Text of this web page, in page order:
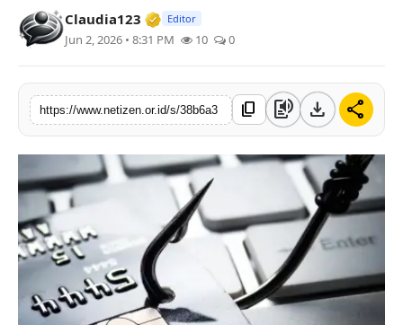
Claudia123 Verified Media or Organization •
Editor
Jun 2, 2026 • 8:31 PM 10 0
https://www.netizen.or.id/s/38b6a3 content_copy text_to_speech download share